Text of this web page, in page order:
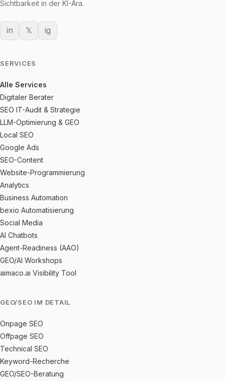
Sichtbarkeit in der KI-Ära.
in 𝕏 ig
SERVICES
Alle Services
Digitaler Berater
SEO IT-Audit & Strategie
LLM-Optimierung & GEO
Local SEO
Google Ads
SEO-Content
Website-Programmierung
Analytics
Business Automation
bexio Automatisierung
Social Media
AI Chatbots
Agent-Readiness (AAO)
GEO/AI Workshops
aimaco.ai Visibility Tool
GEO/SEO IM DETAIL
Onpage SEO
Offpage SEO
Technical SEO
Keyword-Recherche
GEO/SEO-Beratung